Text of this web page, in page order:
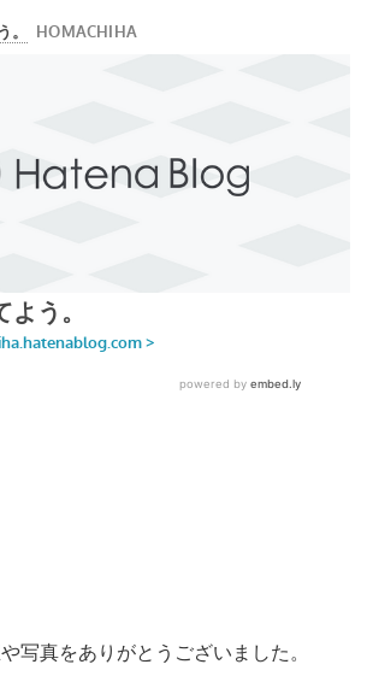
写真をありがとうございました。